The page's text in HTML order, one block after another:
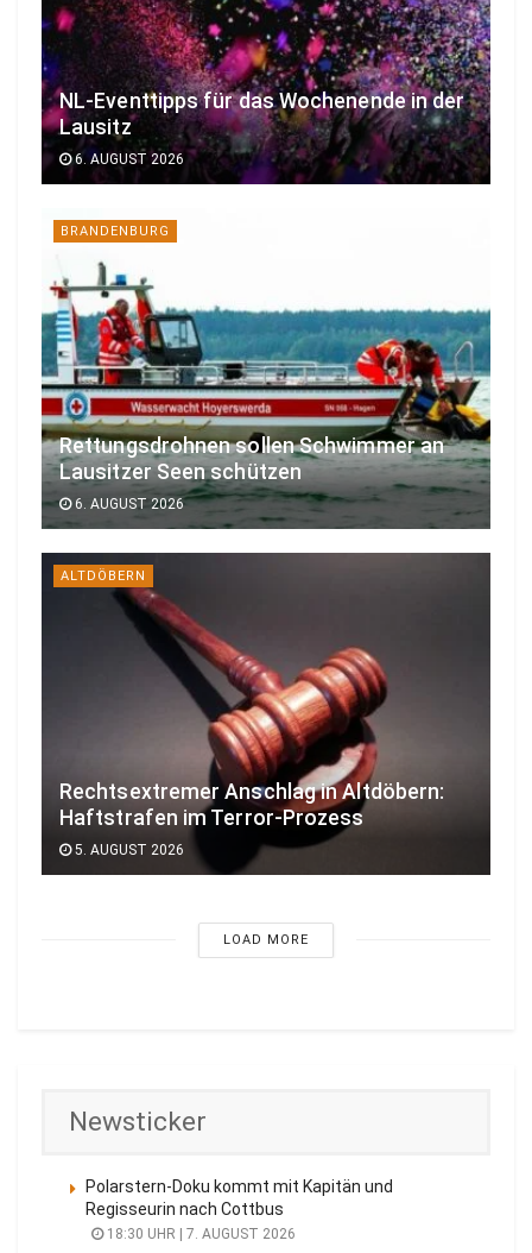
NL-Eventtipps für das Wochenende in der
Lausitz
6. AUGUST 2026
BRANDENBURG
Rettungsdrohnen sollen Schwimmer an
Lausitzer Seen schützen
6. AUGUST 2026
ALTDÖBERN
Rechtsextremer Anschlag in Altdöbern:
Haftstrafen im Terror-Prozess
5. AUGUST 2026
LOAD MORE
Newsticker
Polarstern-Doku kommt mit Kapitän und
Regisseurin nach Cottbus
18:30 UHR | 7. AUGUST 2026